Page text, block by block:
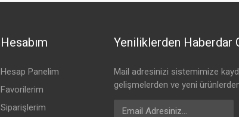
Hesabım
Hesap Panelim
Favorilerim
Siparişlerim
Yeniliklerden Haberdar
Mail adresinizi sistemimize
gelişmelerden ve yeni
Email Address